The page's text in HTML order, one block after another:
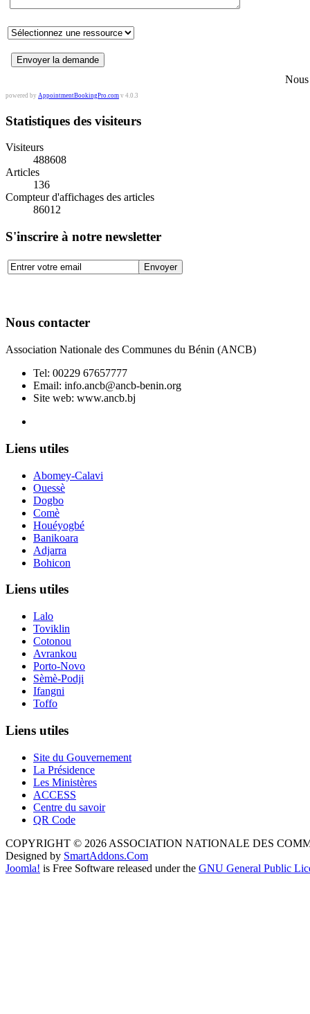
powered by AppointmentBookingPro.com v 4.0.3
Statistiques des visiteurs
Visiteurs
488608
Articles
136
Compteur d'affichages des articles
86012
S'inscrire à notre newsletter
Nous contacter
Association Nationale des Communes du Bénin (ANCB)
Tel: 00229 67657777
Email: info.ancb@ancb-benin.org
Site web: www.ancb.bj
Liens utiles
Abomey-Calavi
Ouessè
Dogbo
Comè
Houéyogbé
Banikoara
Adjarra
Bohicon
Liens utiles
Lalo
Toviklin
Cotonou
Avrankou
Porto-Novo
Sèmè-Podji
Ifangni
Toffo
Liens utiles
Site du Gouvernement
La Présidence
Les Ministères
ACCESS
Centre du savoir
QR Code
COPYRIGHT © 2026 ASSOCIATION NATIONALE DES
Designed by SmartAddons.Com
Joomla! is Free Software released under the GNU General Public